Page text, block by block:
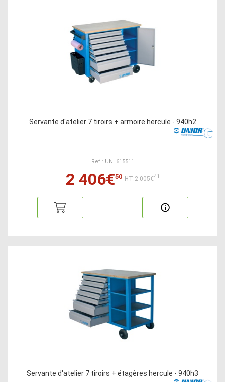
Servante d'atelier 7 tiroirs + armoire hercule - 940h2
Ref : UNI 615511
2 406€50 HT:2 005€41
Servante d'atelier 7 tiroirs + étagères hercule - 940h3